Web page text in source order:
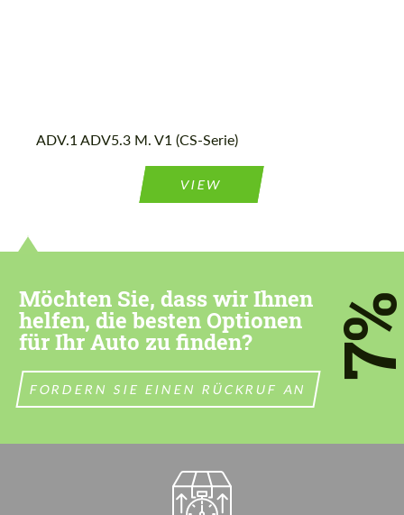
ADV.1 ADV5.3 M. V1 (CS-Serie)
VIEW
Möchten Sie, dass wir Ihnen
helfen, die besten Optionen
für Ihr Auto zu finden?
FORDERN SIE EINEN RÜCKRUF AN
KONTAKTIEREN SIE MICH
Wir sprechen Ihre Sprache
Wir sprechen Ihre Sprache